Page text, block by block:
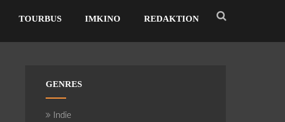
TOURBUS IMKINO REDAKTION
GENRES
Indie